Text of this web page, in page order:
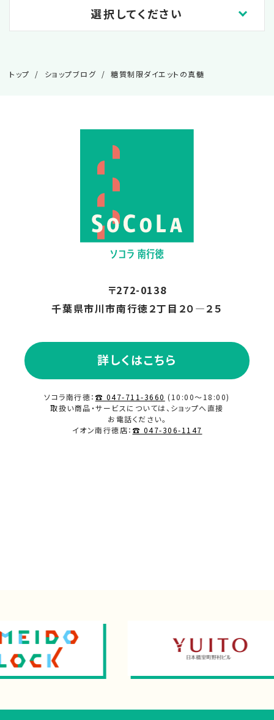
選択してください
2026.05
トップ ショップブログ 糖質制限ダイエットの真髄
〒272-0138
千葉県市川市南行徳２丁目２０―２５
詳しくはこちら
ソコラ南行徳： ☎ 047-711-3660 (10:00～18:00)
取扱い商品・サービスについては、ショップへ直接
お電話ください。
イオン南行徳店： ☎ 047-306-1147